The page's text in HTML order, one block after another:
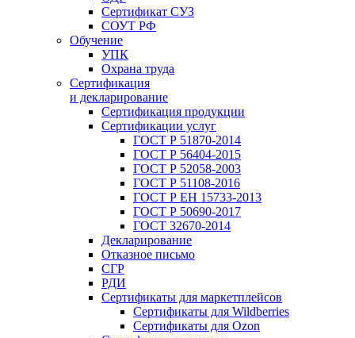
Сертификат СУЗ
СОУТ РФ
Обучение
УПК
Охрана труда
Сертификация
и декларирование
Сертификация продукции
Сертификации услуг
ГОСТ Р 51870-2014
ГОСТ Р 56404-2015
ГОСТ Р 52058-2003
ГОСТ Р 51108-2016
ГОСТ Р ЕН 15733-2013
ГОСТ Р 50690-2017
ГОСТ 32670-2014
Декларирование
Отказное письмо
СГР
РДИ
Сертификаты для маркетплейсов
Сертификаты для Wildberries
Сертификаты для Ozon